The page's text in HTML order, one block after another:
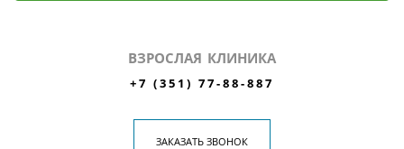
ВЗРОСЛАЯ КЛИНИКА
+7 (351) 77-88-887
ЗАКАЗАТЬ ЗВОНОК